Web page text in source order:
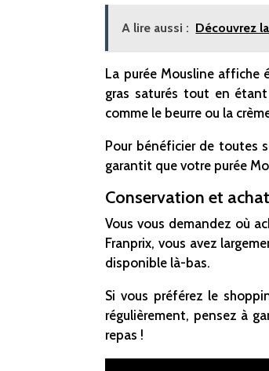
A lire aussi : Découvrez
La purée Mousline affiche
gras saturés tout en étant
comme le beurre ou la
Pour bénéficier de toutes
garantit que votre purée
Conservation et
Vous vous demandez où
Franprix, vous avez
disponible là-bas.
Si vous préférez le
régulièrement, pensez à
repas !